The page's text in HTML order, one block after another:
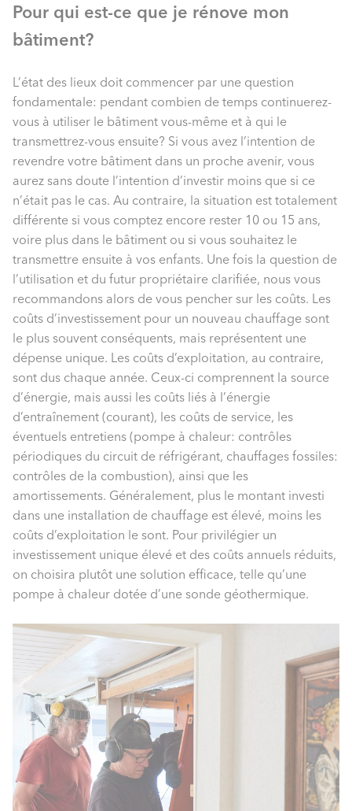
Pour qui est-ce que je rénove mon
bâtiment?
L’état des lieux doit commencer par une question
fondamentale: pendant combien de temps continuerez-
vous à utiliser le bâtiment vous-même et à qui le
transmettrez-vous ensuite? Si vous avez l’intention de
revendre votre bâtiment dans un proche avenir, vous
aurez sans doute l’intention d’investir moins que si ce
n’était pas le cas. Au contraire, la situation est totalement
différente si vous comptez encore rester 10 ou 15 ans,
voire plus dans le bâtiment ou si vous souhaitez le
transmettre ensuite à vos enfants. Une fois la question de
l’utilisation et du futur propriétaire clarifiée, nous vous
recommandons alors de vous pencher sur les coûts. Les
coûts d’investissement pour un nouveau chauffage sont
le plus souvent conséquents, mais représentent une
dépense unique. Les coûts d’exploitation, au contraire,
sont dus chaque année. Ceux-ci comprennent la source
d’énergie, mais aussi les coûts liés à l’énergie
d’entraînement (courant), les coûts de service, les
éventuels entretiens (pompe à chaleur: contrôles
périodiques du circuit de réfrigérant, chauffages fossiles:
contrôles de la combustion), ainsi que les
amortissements. Généralement, plus le montant investi
dans une installation de chauffage est élevé, moins les
coûts d’exploitation le sont. Pour privilégier un
investissement unique élevé et des coûts annuels réduits,
on choisira plutôt une solution efficace, telle qu’une
pompe à chaleur dotée d’une sonde géothermique.